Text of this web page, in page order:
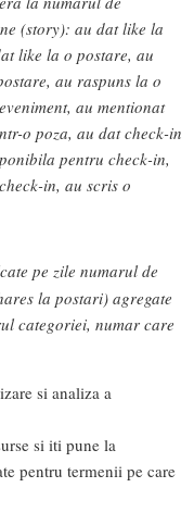
(story): au dat like la
like la o postare, au
au raspuns la o
au mentionat
o poza, au dat check-in
pentru check-in,
in, au scris o
pe zile numarul de
la postari) agregate
categoriei, numar care
si analiza a
si iti pune la
pentru termenii pe care